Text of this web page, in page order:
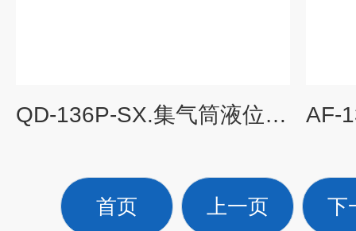
QD-136P-SX.集气筒液位变送器不锈钢柴油箱静压式传感器
首页 上一页 下